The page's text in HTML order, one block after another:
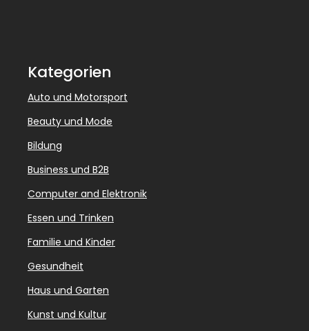
Kategorien
Auto und Motorsport
Beauty und Mode
Bildung
Business und B2B
Computer and Elektronik
Essen und Trinken
Familie und Kinder
Gesundheit
Haus und Garten
Kunst und Kultur